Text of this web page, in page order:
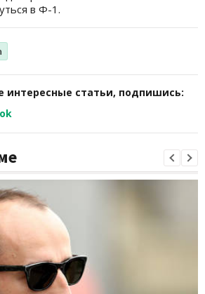
в Ф-1.
интересные статьи, подпишись: